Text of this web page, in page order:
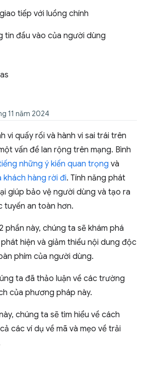
tiếp với luồng chính
tin đầu vào của người dùng
11 năm 2024
vi quấy rối và hành vi sai trái trên
vấn đề lan rộng trên mạng. Bình
những ý kiến quan trọng và
khách hàng rời đi. Tính năng phát
giúp bảo vệ người dùng và tạo ra
an toàn hơn.
phần này, chúng ta sẽ khám phá
hiện và giảm thiểu nội dung độc
phím của người dùng.
ta đã thảo luận về các trường
của phương pháp này.
chúng ta sẽ tìm hiểu về cách
các ví dụ về mã và mẹo về trải